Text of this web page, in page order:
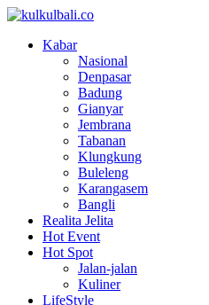
Kabar
Nasional
Denpasar
Badung
Gianyar
Jembrana
Tabanan
Klungkung
Buleleng
Karangasem
Bangli
Realita Jelita
Hot Event
Hot Spot
Jalan-jalan
Kuliner
LifeStyle